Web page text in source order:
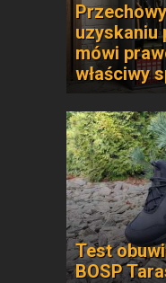
uzyskaniu
mówi
właściwy
Test
BOSP